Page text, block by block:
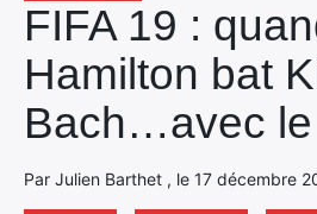
FIFA 19 :
Hamilton bat
Bach…avec le
Par Julien Barthet , le 17 décembre